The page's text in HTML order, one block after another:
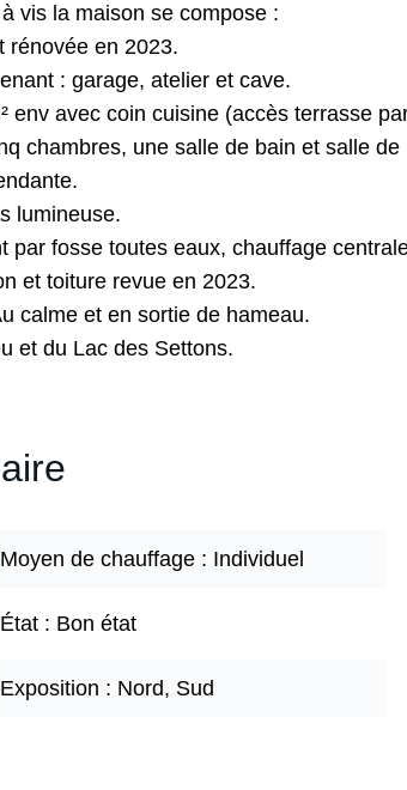
vis la maison se compose :
rénovée en 2023.
: garage, atelier et cave.
env avec coin cuisine (accès terrasse
chambres, une salle de bain et salle de
lumineuse.
par fosse toutes eaux, chauffage
et toiture revue en 2023.
calme et en sortie de hameau.
et du Lac des Settons.
Moyen de chauffage Individuel
État Bon état
Exposition Nord, Sud